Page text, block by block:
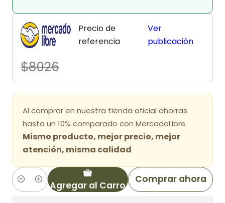
Precio de
referencia
$8026
Ver
publicación
Al comprar en nuestra tienda oficial ahorras
hasta un 10% comparado con MercadoLibre
Mismo producto, mejor precio, mejor
atención, misma calidad
Cantidad Agregar al Carro
Comprar ahora